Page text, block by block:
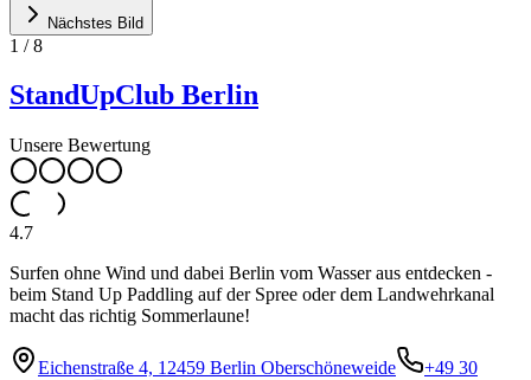
Nächstes Bild
1 /8
StandUpClub Berlin
Unsere Bewertung
4.7
Surfen ohne Wind und dabei Berlin vom Wasser aus entdecken -
beim Stand Up Paddling auf der Spree oder dem Landwehrkanal
macht das richtig Sommerlaune!
Eichenstraße 4, 12459 Berlin Oberschöneweide
+49 30